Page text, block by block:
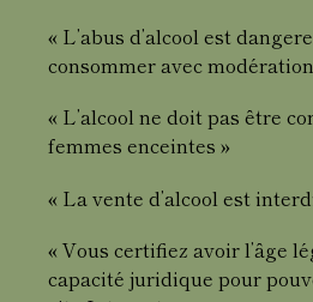
« L’abus d’alcool est
consommer avec
« L’alcool ne doit pas être
femmes enceintes »
« La vente d’alcool est
« Vous certifiez avoir l’âge
capacité juridique pour